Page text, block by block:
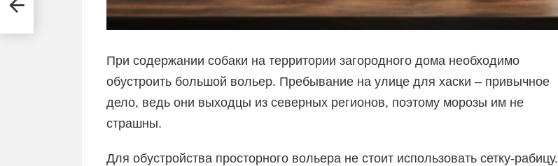
При содержании собаки на территории загородного дома необходимо
обустроить большой вольер. Пребывание на улице для хаски – привычное
дело, ведь они выходцы из северных регионов, поэтому морозы им не
страшны.
Для обустройства просторного вольера не стоит использовать сетку-рабицу.